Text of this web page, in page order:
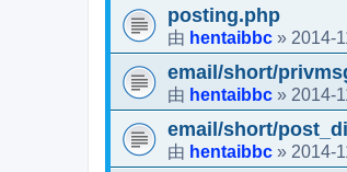
posting.php
由 hentaibbc » 2014-
email/short/
由 hentaibbc » 2014-
email/short/
由 hentaibbc » 2014-